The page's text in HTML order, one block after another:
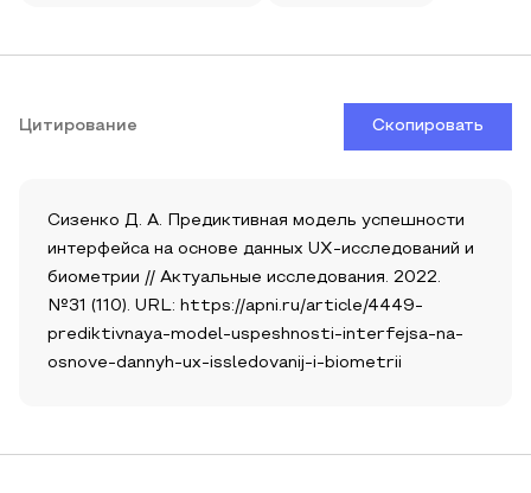
Цитирование Скопировать
Сизенко Д. А. Предиктивная модель успешности
интерфейса на основе данных UX-исследований и
биометрии // Актуальные исследования. 2022.
№31 (110). URL: https://apni.ru/article/4449-
prediktivnaya-model-uspeshnosti-interfejsa-na-
osnove-dannyh-ux-issledovanij-i-biometrii